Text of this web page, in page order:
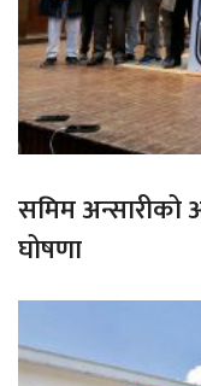
समिम अन्सारीको
घोषणा